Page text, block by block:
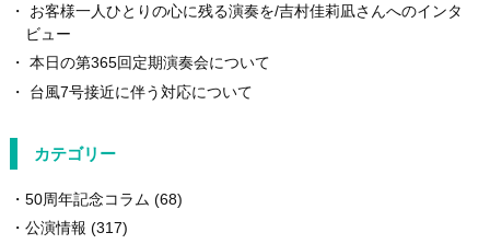
お客様一人ひとりの心に残る演奏を/吉村佳莉凪さんへのインタ
ビュー
本日の第365回定期演奏会について
台風7号接近に伴う対応について
カテゴリー
50周年記念コラム (68)
公演情報 (317)